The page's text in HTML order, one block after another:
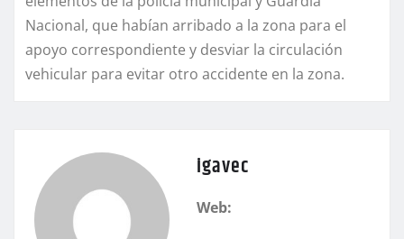
Nacional, que habían arribado a la zona para el
apoyo correspondiente y desviar la circulación
vehicular para evitar otro accidente en la zona.
igavec
Web: